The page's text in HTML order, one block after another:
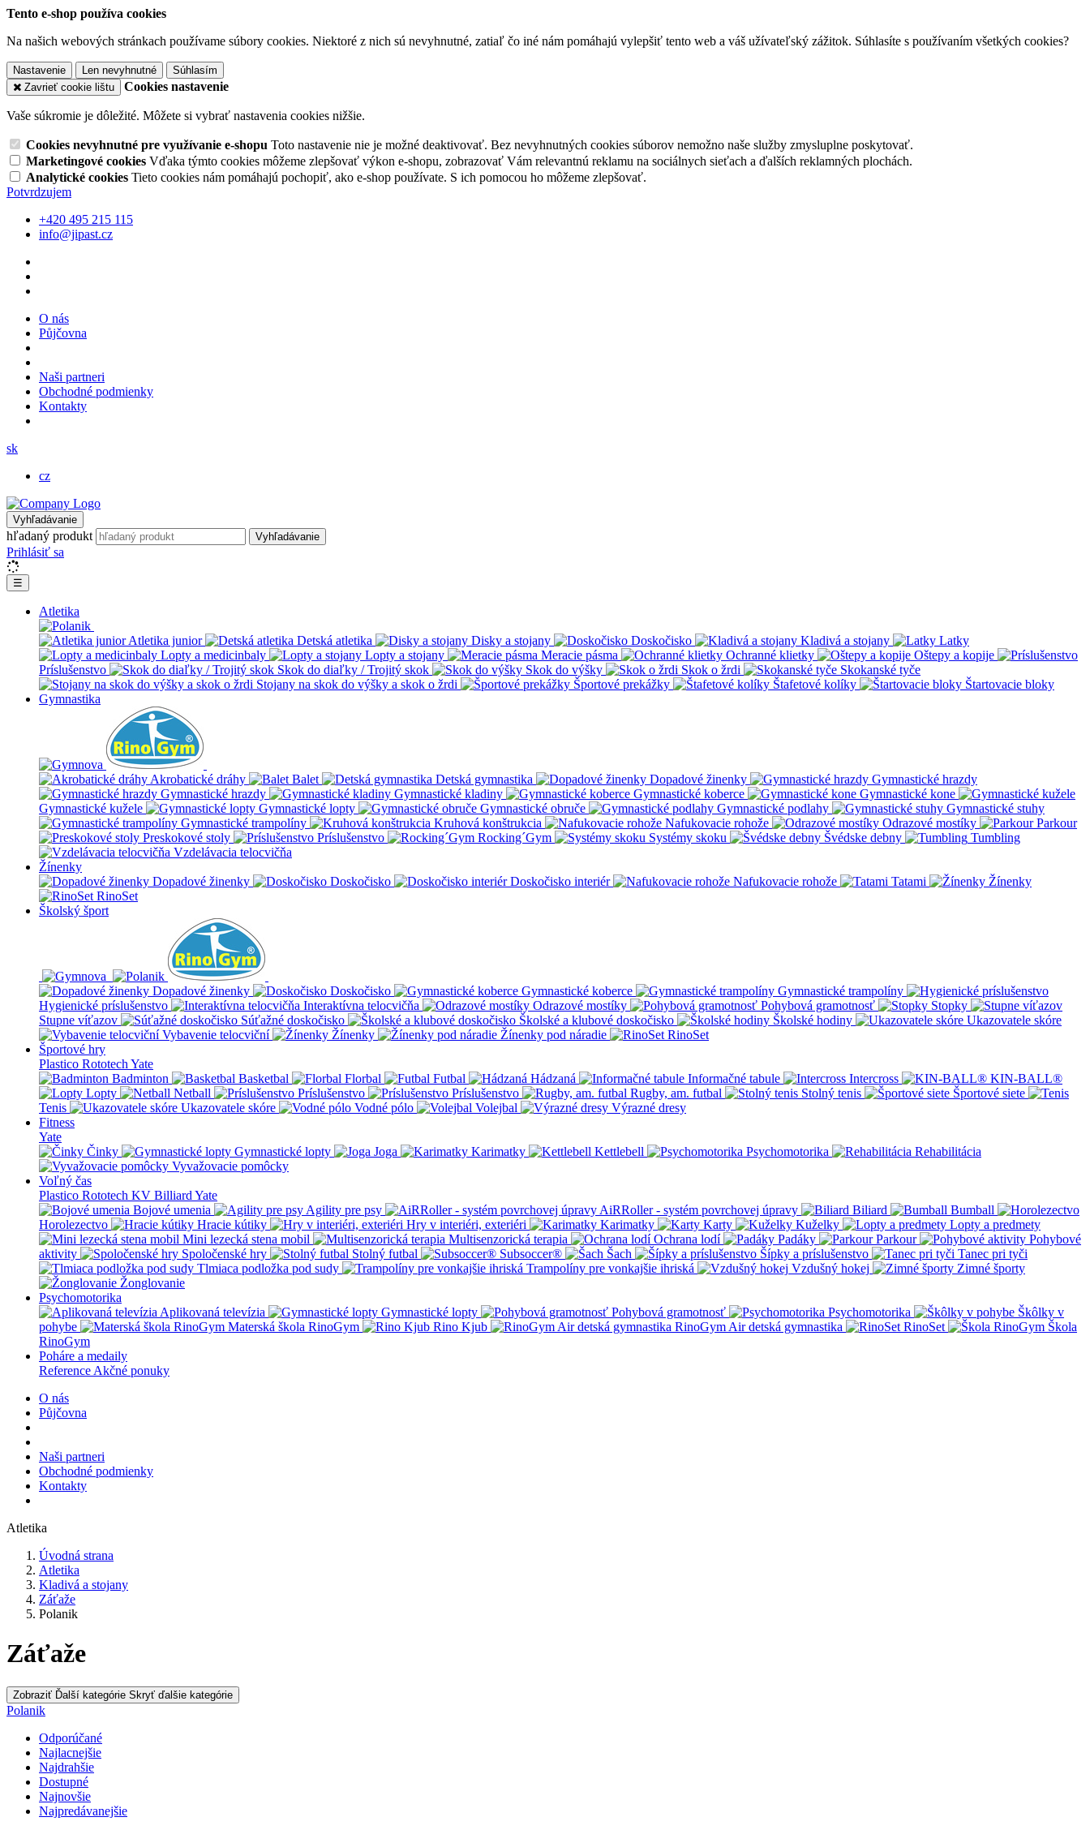
Tento e-shop používa cookies
Na našich webových stránkach používame súbory cookies. Niektoré z nich sú nevyhnutné, zatiaľ čo iné nám pomáhajú vylepšiť tento web a váš užívateľský zážitok. Súhlasíte s používaním všetkých cookies?
Nastavenie Len nevyhnutné
Súhlasím
Zavrieť cookie lištu
Cookies nastavenie
Vaše súkromie je dôležité. Môžete si vybrať nastavenia cookies nižšie.
Cookies nevyhnutné pre využívanie e-shopu Toto nastavenie nie je možné deaktivovať. Bez nevyhnutných cookies súborov nemožno naše služby zmysluplne poskytovať.
Marketingové cookies Vďaka týmto cookies môžeme zlepšovať výkon e-shopu, zobrazovať Vám relevantnú reklamu na sociálnych sieťach a ďalších reklamných plochách.
Analytické cookies Tieto cookies nám pomáhajú pochopiť, ako e-shop používate. S ich pomocou ho môžeme zlepšovať.
Potvrdzujem
+420 495 215 115
info@jipast.cz
O nás
Půjčovna
Naši partneri
Obchodné podmienky
Kontakty
sk
cz
Vyhľadávanie
hľadaný produkt Vyhľadávanie
Prihlásiť sa
☰
Atletika
Atletika junior Detská atletika Disky a stojany Doskočisko Kladivá a stojany
Latky
Lopty a medicinbaly
Lopty a stojany Meracie pásma Ochranné klietky
Oštepy a kopije
Príslušenstvo
Skok do diaľky / Trojitý skok Skok do výšky Skok o žrdi
Skokanské tyče
Stojany na skok do výšky a skok o žrdi
Športové prekážky Štafetové kolíky
Štartovacie bloky
Gymnastika
Akrobatické dráhy Balet Detská gymnastika Dopadové žinenky
Gymnastické hrazdy
Gymnastické hrazdy
Gymnastické kladiny Gymnastické koberce
Gymnastické kone
Gymnastické kužele
Gymnastické lopty Gymnastické obruče Gymnastické podlahy
Gymnastické stuhy
Gymnastické trampolíny
Kruhová konštrukcia Nafukovacie rohože Odrazové mostíky
Parkour
Preskokové stoly
Príslušenstvo Rocking´Gym Systémy skoku Švédske debny
Tumbling
Vzdelávacia telocvičňa
Žínenky
Dopadové žinenky
Doskočisko Doskočisko interiér Nafukovacie rohože Tatami
Žínenky
RinoSet
Školský šport
Dopadové žinenky Doskočisko Gymnastické koberce
Gymnastické trampolíny
Hygienické príslušenstvo
Interaktívna telocvičňa Odrazové mostíky Pohybová gramotnosť
Stopky
Stupne víťazov
Súťažné doskočisko Školské a klubové doskočisko Školské hodiny
Ukazovatele skóre
Vybavenie telocviční
Žínenky Žínenky pod náradie
RinoSet
Športové hry
Plastico Rototech Yate
Badminton
Basketbal Florbal Futbal Hádzaná Informačné tabule Intercross
KIN-BALL®
Lopty
Netball Príslušenstvo Príslušenstvo Rugby, am. futbal Stolný tenis
Športové siete
Tenis
Ukazovatele skóre Vodné pólo Volejbal
Výrazné dresy
Fitness
Yate
Činky
Gymnastické lopty Joga Karimatky Kettlebell Psychomotorika
Rehabilitácia
Vyvažovacie pomôcky
Voľný čas
Plastico Rototech KV Billiard Yate
Bojové umenia
Agility pre psy AiRRoller - systém povrchovej úpravy Biliard
Bumball
Horolezectvo
Hracie kútiky Hry v interiéri, exteriéri Karimatky Karty Kuželky
Lopty a predmety
Mini lezecká stena mobil
Multisenzorická terapia Ochrana lodí Padáky Parkour
Pohybové
aktivity
Spoločenské hry Stolný futbal Subsoccer® Šach Šípky a príslušenstvo
Tanec pri tyči
Tlmiaca podložka pod sudy
Trampolíny pre vonkajšie ihriská Vzdušný hokej
Zimné športy
Žonglovanie
Psychomotorika
Aplikovaná televízia
Gymnastické lopty Pohybová gramotnosť Psychomotorika
Škôlky v
pohybe
Materská škola RinoGym Rino Kjub RinoGym Air detská gymnastika RinoSet
Škola
RinoGym
Poháre a medaily
Reference Akčné ponuky
O nás
Půjčovna
Naši partneri
Obchodné podmienky
Kontakty
Atletika
Úvodná strana
Atletika
Kladivá a stojany
Záťaže
Polanik
Záťaže
Zobraziť Ďalší kategórie Skryť ďalšie kategórie
Polanik
Odporúčané
Najlacnejšie
Najdrahšie
Dostupné
Najnovšie
Najpredávanejšie